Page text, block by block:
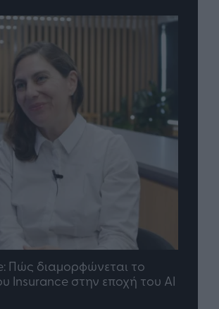
Πώς διαμορφώνεται το
Insurance στην εποχή του AI